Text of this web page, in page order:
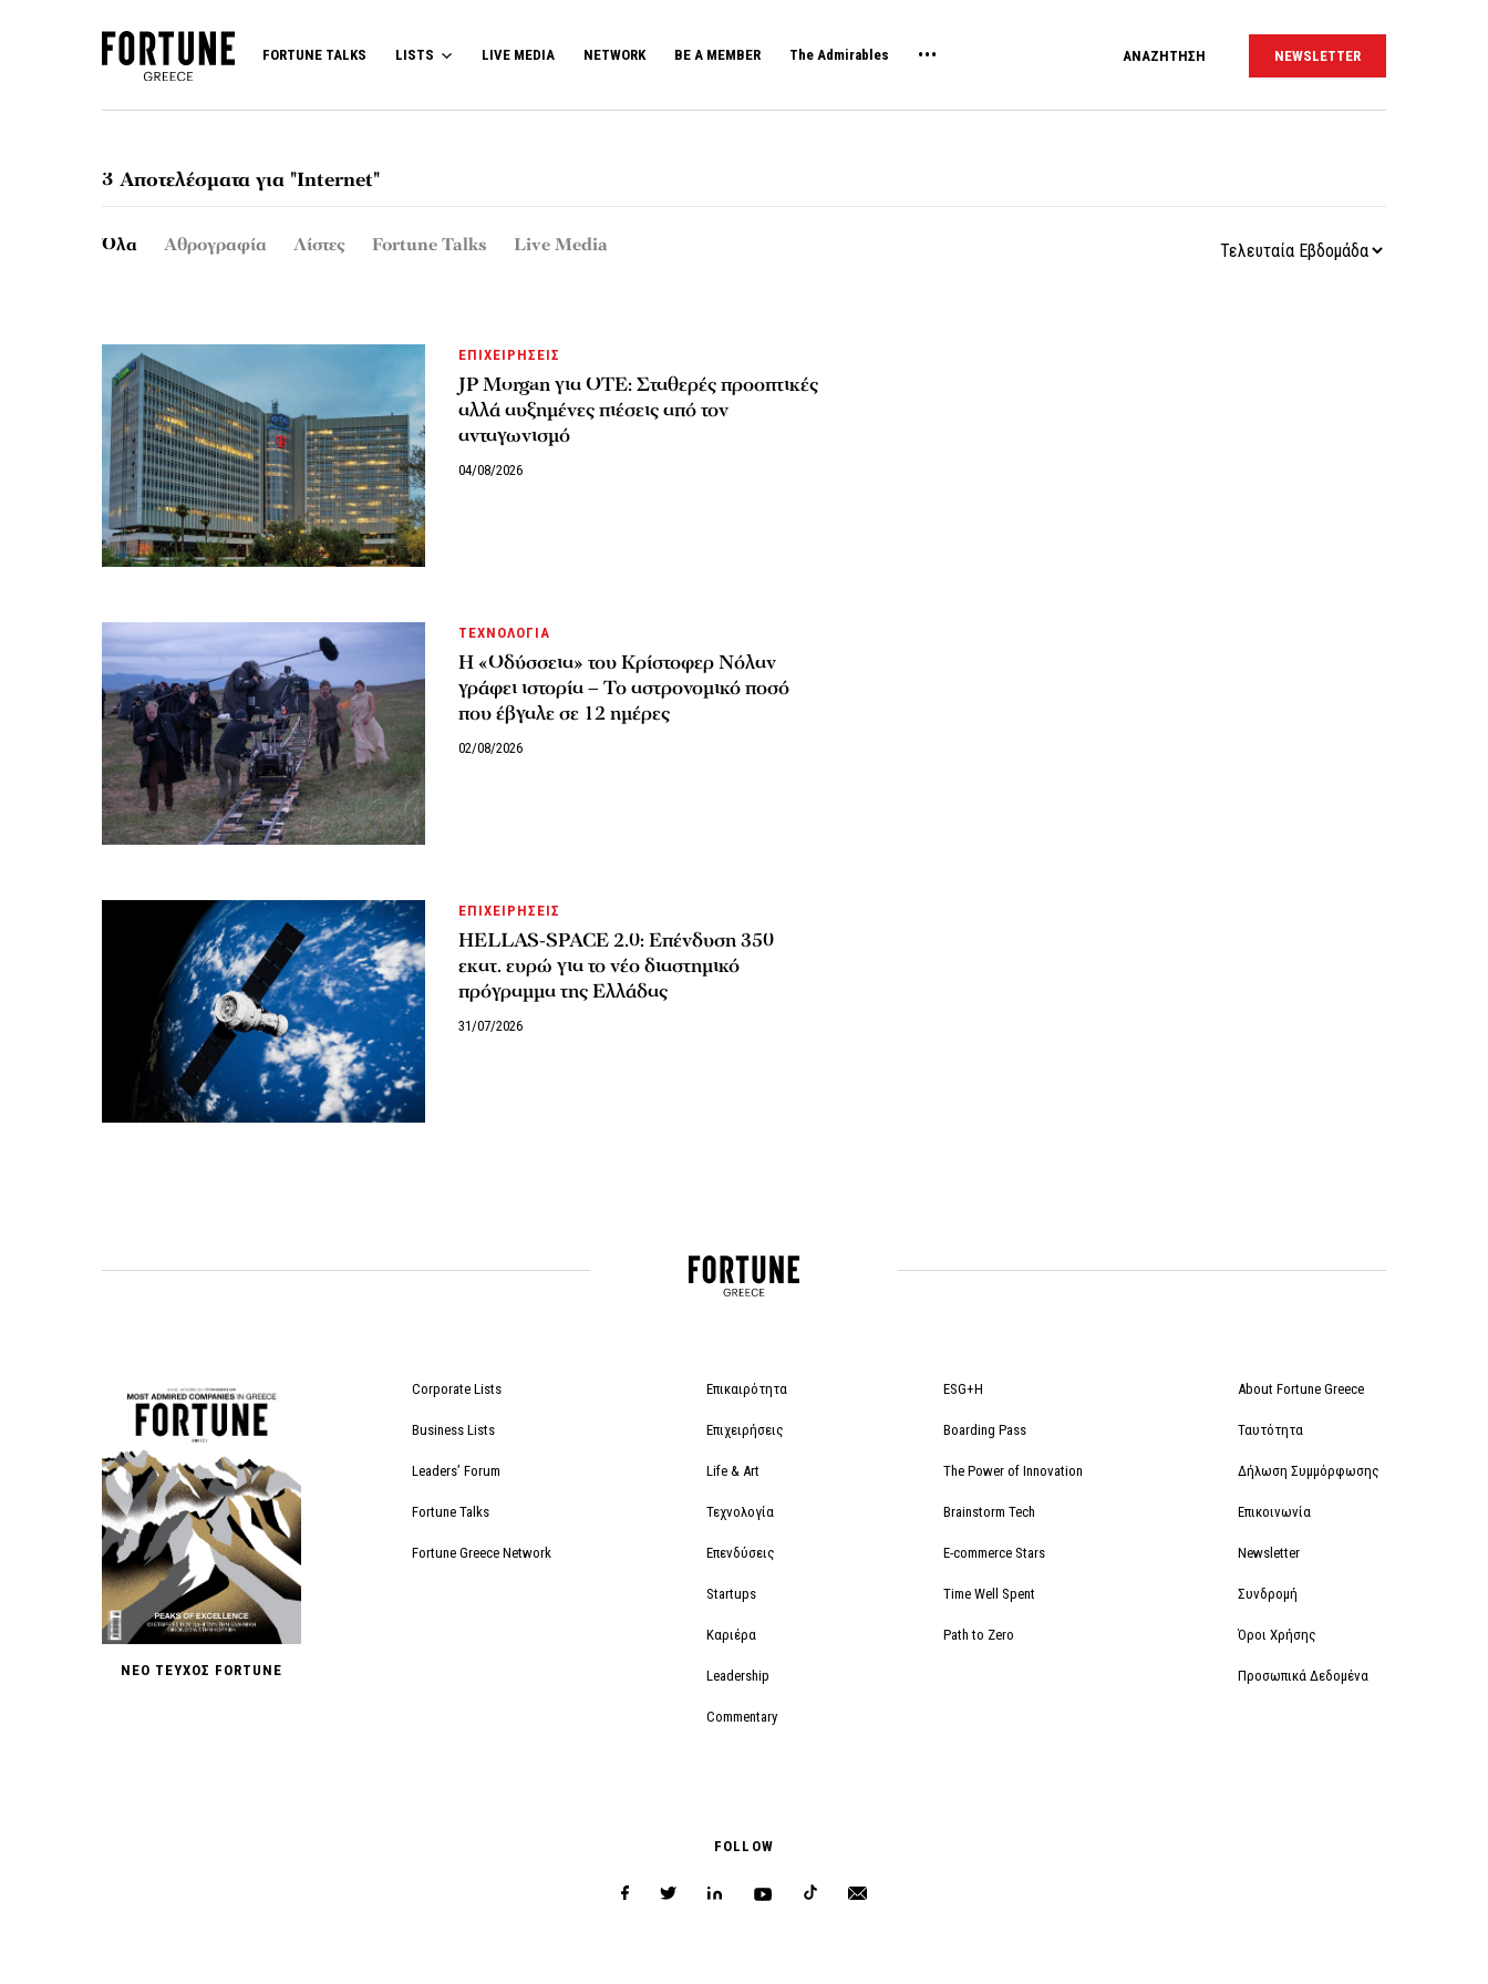
FORTUNE TALKS LISTS LIVE MEDIA NETWORK BE A MEMBER The Admirables ΑΝΑΖΗΤΗΣΗ NEWSLETTER
3 Αποτελέσματα για "Internet"
Όλα Αθρογραφία Λίστες Fortune Talks Live Media
ΕΠΙΧΕΙΡΗΣΕΙΣ
JP Morgan για ΟΤΕ: Σταθερές προοπτικές
αλλά αυξημένες πιέσεις από τον
ανταγωνισμό
04/08/2026
ΤΕΧΝΟΛΟΓΙΑ
Η «Οδύσσεια» του Κρίστοφερ Νόλαν
γράφει ιστορία – Το αστρονομικό ποσό
που έβγαλε σε 12 ημέρες
02/08/2026
ΕΠΙΧΕΙΡΗΣΕΙΣ
HELLAS-SPACE 2.0: Επένδυση 350
εκατ. ευρώ για το νέο διαστημικό
πρόγραμμα της Ελλάδας
31/07/2026
ΝΕΟ ΤΕΥΧΟΣ FORTUNE
Corporate Lists
Business Lists
Leaders’ Forum
Fortune Talks
Fortune Greece Network
Επικαιρότητα
Επιχειρήσεις
Life & Art
Τεχνολογία
Επενδύσεις
Startups
Καριέρα
Leadership
Commentary
ESG+H
Boarding Pass
The Power of Innovation
Brainstorm Tech
E-commerce Stars
Time Well Spent
Path to Zero
About Fortune Greece
Ταυτότητα
Δήλωση Συμμόρφωσης
Επικοινωνία
Newsletter
Συνδρομή
Όροι Χρήσης
Προσωπικά Δεδομένα
FOLLOW